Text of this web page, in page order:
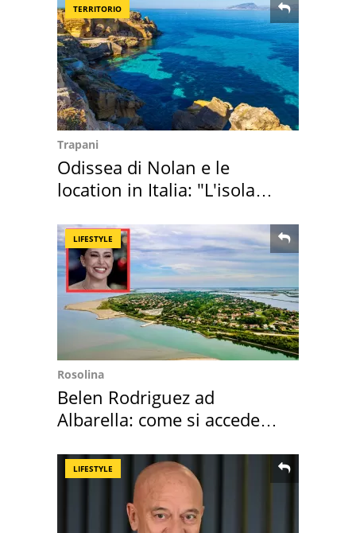
TERRITORIO
Trapani
Odissea di Nolan e le
location in Italia: "L'isola
LIFESTYLE
Rosolina
Belen Rodriguez ad
Albarella: come si accede
LIFESTYLE